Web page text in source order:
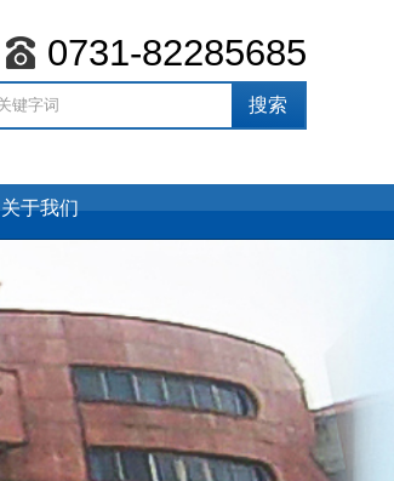
0731-82285685
关于我们